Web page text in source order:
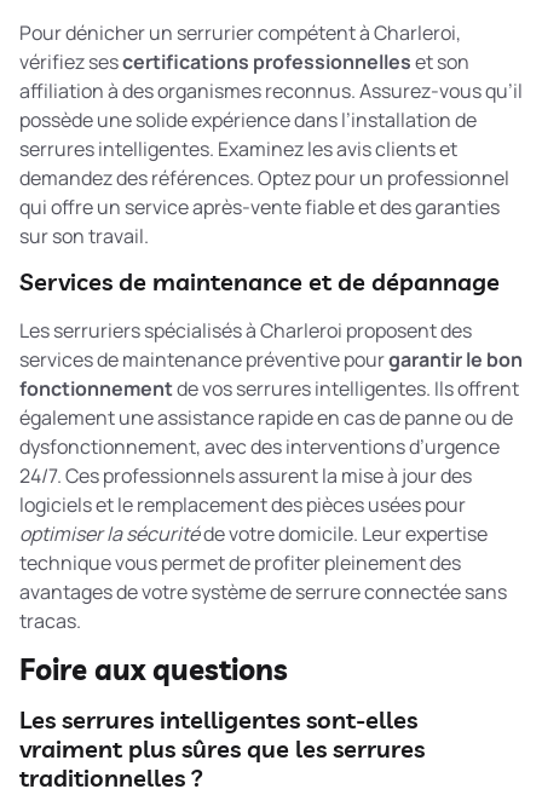
Pour dénicher un serrurier compétent à Charleroi,
vérifiez sescertifications professionnelleset son
affiliation à des organismes reconnus. Assurez-vous qu’il
possède une solide expérience dans l’installation de
serrures intelligentes. Examinez les avis clients et
demandez des références. Optez pour un professionnel
qui offre un service après-vente fiable et des garanties
sur son travail.
Services de maintenance et de dépannage
Les serruriers spécialisés à Charleroi proposent des
services de maintenance préventive pourgarantir le bon
fonctionnementde vos serrures intelligentes. Ils offrent
également une assistance rapide en cas de panne ou de
dysfonctionnement, avec des interventions d’urgence
24/7. Ces professionnels assurent la mise à jour des
logiciels et le remplacement des pièces usées pour
optimiser la sécuritéde votre domicile. Leur expertise
technique vous permet de profiter pleinement des
avantages de votre système de serrure connectée sans
tracas.
Foire aux questions
Les serrures intelligentes sont-elles
vraiment plus sûres que les serrures
traditionnelles ?